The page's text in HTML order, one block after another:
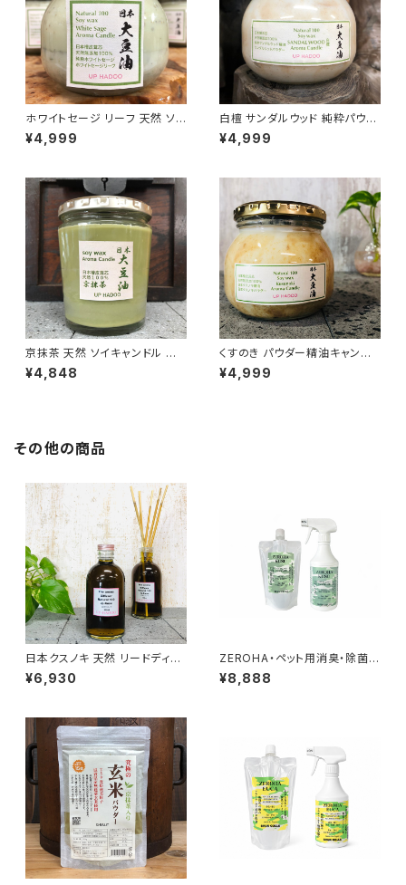
ホワイトセージ リーフ 天然 ソイ
キャンドル アロマキャンドル
¥4,999
白檀 サンダルウッド 純粋パウダ
ー精油配合 ソイ アロマキャンド
ル
¥4,999
京抹茶 天然 ソイキャンドル ア
ロマキャンドル
¥4,848
くすのき パウダー精油キャンド
ル
¥4,999
その他の商品
日本クスノキ 天然 リードディフ
ューザー 328ml
¥6,930
ZEROHA・ペット用消臭・除菌ス
プレー クスノキタイプ 本体約
520mlと詰め替え約1ℓセット
¥8,888